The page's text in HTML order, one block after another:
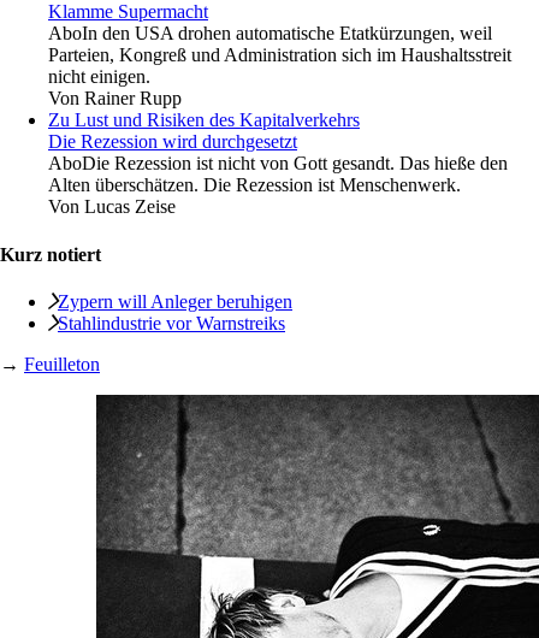
Klamme Supermacht
AboIn den USA drohen automatische Etatkürzungen, weil
Parteien, Kongreß und Administration sich im Haushaltsstreit
nicht einigen.
Von Rainer Rupp
Zu Lust und Risiken des Kapitalverkehrs
Die Rezession wird durchgesetzt
AboDie Rezession ist nicht von Gott gesandt. Das hieße den
Alten überschätzen. Die Rezession ist Menschenwerk.
Von Lucas Zeise
Kurz notiert
Zypern will Anleger beruhigen
Stahlindustrie vor Warnstreiks
→ Feuilleton